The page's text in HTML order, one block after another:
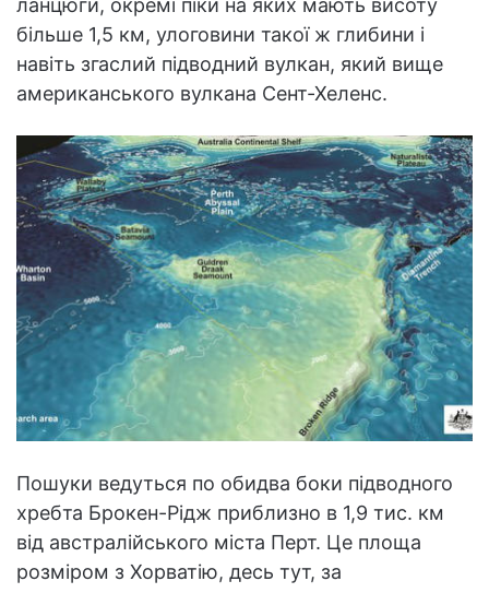
ланцюги, окремі піки на яких мають висоту
більше 1,5 км, улоговини такої ж глибини і
навіть згаслий підводний вулкан, який вище
американського вулкана Сент-Хеленс.
Пошуки ведуться по обидва боки підводного
хребта Брокен-Рідж приблизно в 1,9 тис. км
від австралійського міста Перт. Це площа
розміром з Хорватію, десь тут, за